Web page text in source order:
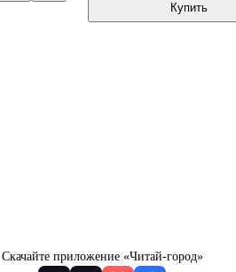
Купить
Скачайте приложение «Читай-город»